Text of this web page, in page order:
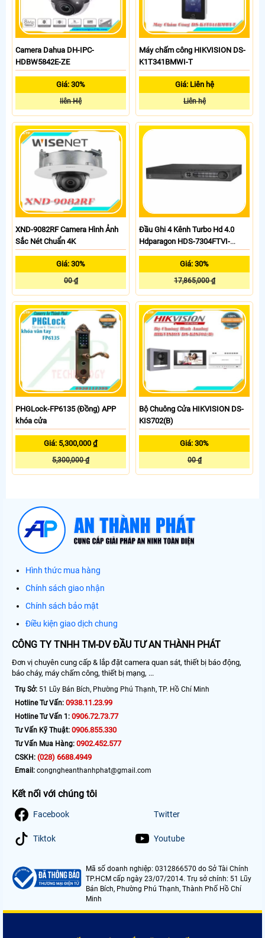
Camera Dahua DH-IPC-
HDBW5842E-ZE
Giá: 30%
liên Hệ
Máy chấm công HIKVISION DS-
K1T341BMWI-T
Giá: Liên hệ
Liên hệ
XND-9082RF Camera Hình Ảnh
Sắc Nét Chuẩn 4K
Giá: 30%
00 ₫
Đầu Ghi 4 Kênh Turbo Hd 4.0
Hdparagon HDS-7304FTVI-
Giá: 30%
17,865,000 ₫
PHGLock-FP6135 (Đồng) APP
khóa cửa
Giá: 5,300,000 ₫
5,300,000 ₫
Bộ Chuông Cửa HIKVISION DS-
KIS702(B)
Giá: 30%
00 ₫
Hình thức mua hàng
Chính sách giao nhận
Chính sách bảo mật
Điều kiện giao dịch chung
CÔNG TY TNHH TM-DV ĐẦU TƯ AN THÀNH PHÁT
Đơn vị chuyên cung cấp & lắp đặt camera quan sát, thiết bị báo động,
báo cháy, máy chấm công, thiết bị mạng, ...
Trụ Sở: 51 Lũy Bán Bích, Phường Phú Thạnh, TP. Hồ Chí Minh
Hotline Tư Vấn: 0938.11.23.99
Hotline Tư Vấn 1: 0906.72.73.77
Tư Vấn Kỹ Thuật: 0906.855.330
Tư Vấn Mua Hàng: 0902.452.577
CSKH: (028) 6688.4949
Email: congngheanthanhphat@gmail.com
Kết nối với chúng tôi
Facebook Twitter
Tiktok Youtube
Mã số doanh nghiệp: 0312866570 do Sở Tài Chính
TP.HCM cấp ngày 23/07/2014. Trụ sở chính: 51 Lũy
Bán Bích, Phường Phú Thạnh, Thành Phố Hồ Chí
Minh